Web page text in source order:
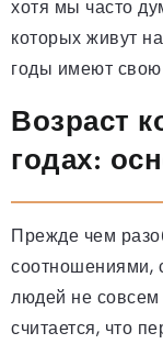
хотя мы часто
которых живут
годы имеют
Возраст
годах:
Прежде чем
соотношениями,
людей не
считается, что